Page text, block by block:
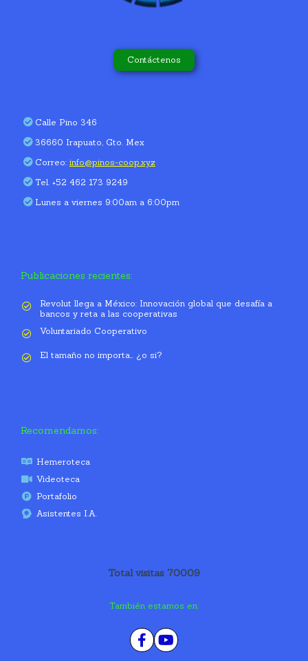
Contáctenos
Calle Pino 346
36660 Irapuato, Gto. Mex
Correo: info@pinos-coop.xyz
Tel. +52 462 173 9249
Lunes a viernes 9:00am a 6:00pm
Publicaciones recientes:
Revolut llega a México: Innovación global que desafía a
bancos y reta a las cooperativas
Voluntariado Cooperativo
El tamaño no importa… ¿o si?
Recomendamos:
Hemeroteca
Videoteca
Portafolio
Asistentes I.A.
Total visitas 70009
También estamos en: